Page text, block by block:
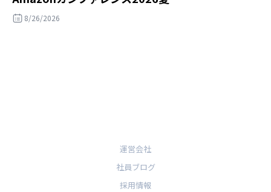
8/26/2026
運営会社
社員ブログ
採用情報